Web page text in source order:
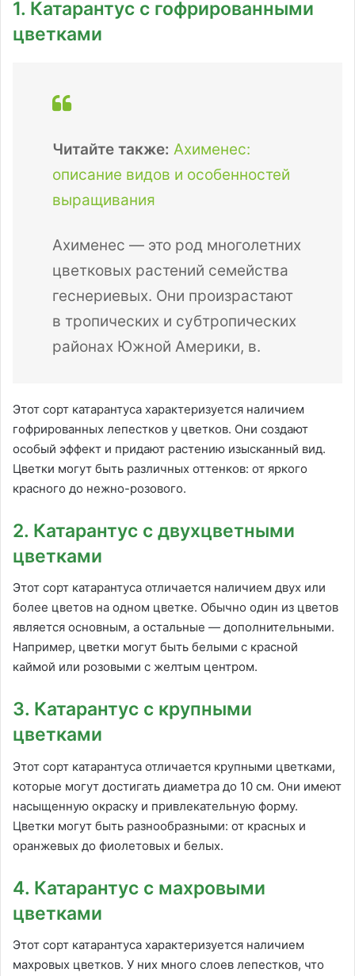
1. Катарантус с гофрированными
цветками
Читайте также: Ахименес:
описание видов и особенностей
выращивания
Ахименес — это род многолетних
цветковых растений семейства
геснериевых. Они произрастают
в тропических и субтропических
районах Южной Америки, в.
Этот сорт катарантуса характеризуется наличием
гофрированных лепестков у цветков. Они создают
особый эффект и придают растению изысканный вид.
Цветки могут быть различных оттенков: от яркого
красного до нежно-розового.
2. Катарантус с двухцветными
цветками
Этот сорт катарантуса отличается наличием двух или
более цветов на одном цветке. Обычно один из цветов
является основным, а остальные — дополнительными.
Например, цветки могут быть белыми с красной
каймой или розовыми с желтым центром.
3. Катарантус с крупными
цветками
Этот сорт катарантуса отличается крупными цветками,
которые могут достигать диаметра до 10 см. Они имеют
насыщенную окраску и привлекательную форму.
Цветки могут быть разнообразными: от красных и
оранжевых до фиолетовых и белых.
4. Катарантус с махровыми
цветками
Этот сорт катарантуса характеризуется наличием
махровых цветков. У них много слоев лепестков, что